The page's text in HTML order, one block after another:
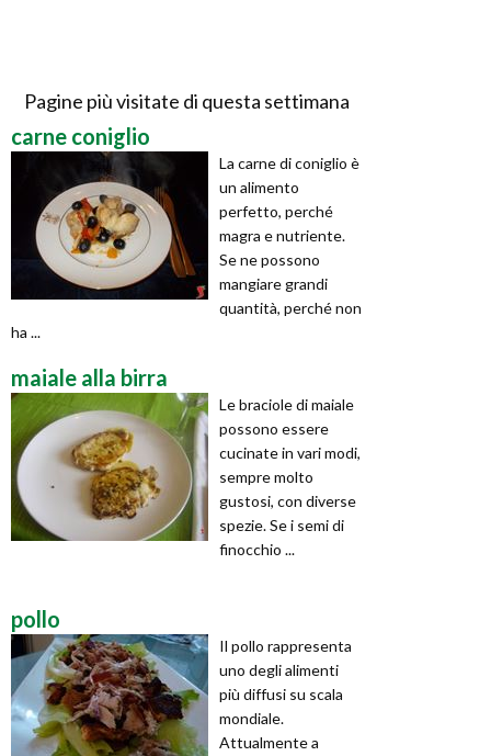
Pagine più visitate di questa settimana
carne coniglio
La carne di coniglio è
un alimento
perfetto, perché
magra e nutriente.
Se ne possono
mangiare grandi
quantità, perché non
ha ...
maiale alla birra
Le braciole di maiale
possono essere
cucinate in vari modi,
sempre molto
gustosi, con diverse
spezie. Se i semi di
finocchio ...
pollo
Il pollo rappresenta
uno degli alimenti
più diffusi su scala
mondiale.
Attualmente a